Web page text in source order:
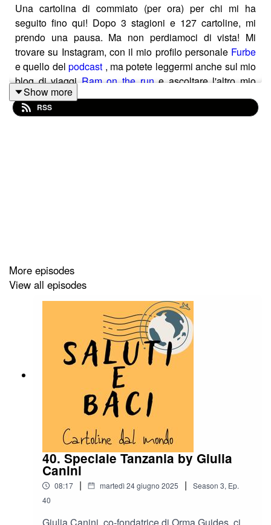
Una cartolina di commiato (per ora) per chi mi ha
seguito fino qui! Dopo 3 stagioni e 127 cartoline, mi
prendo una pausa. Ma non perdiamoci di vista! Mi
trovare su Instagram, con il mio profilo personale Furbe
e quello delpodcast , ma potete leggermi anche sul mio
blog di viaggiRam on the rune ascoltare l'altro mio
podcast,Milano è il diavolo!
Show more
RSS
More episodes
View all episodes
40. Speciale Tanzania by Giulia
Canini
08:17 | martedì 24 giugno 2025 | Season 3, Ep.
40
Giulia Canini, co-fondatrice di Orma Guides, ci